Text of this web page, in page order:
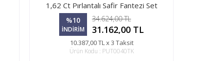
1,62 Ct Pırlantalı Safir Fantezi Set
%10
İNDİRİM
34.624,00 TL
31.162,00 TL
10.387,00 TL x 3 Taksit
Ürün Kodu : PUT0040TK